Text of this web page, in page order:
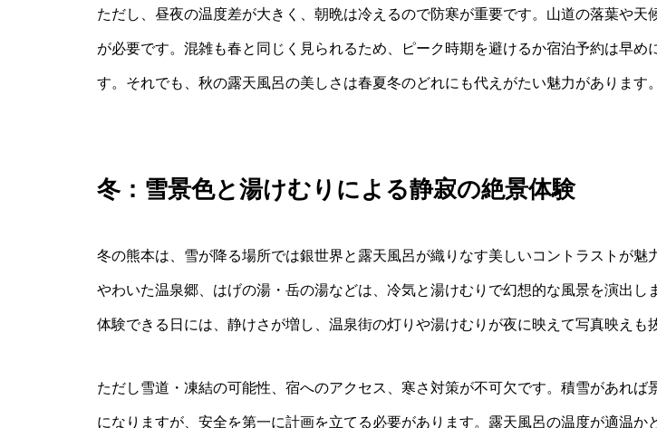
ただし、昼夜の温度差が大きく、朝晩は冷えるので防寒が重要です。山道の落葉や天
が必要です。混雑も春と同じく見られるため、ピーク時期を避けるか宿泊予約は早め
す。それでも、秋の露天風呂の美しさは春夏冬のどれにも代えがたい魅力があります。
冬：雪景色と湯けむりによる静寂の絶景体験
冬の熊本は、雪が降る場所では銀世界と露天風呂が織りなす美しいコントラストが魅
やわいた温泉郷、はげの湯・岳の湯などは、冷気と湯けむりで幻想的な風景を演出し
体験できる日には、静けさが増し、温泉街の灯りや湯けむりが夜に映えて写真映えも
ただし雪道・凍結の可能性、宿へのアクセス、寒さ対策が不可欠です。積雪があれば
になりますが、安全を第一に計画を立てる必要があります。露天風呂の温度が適温か